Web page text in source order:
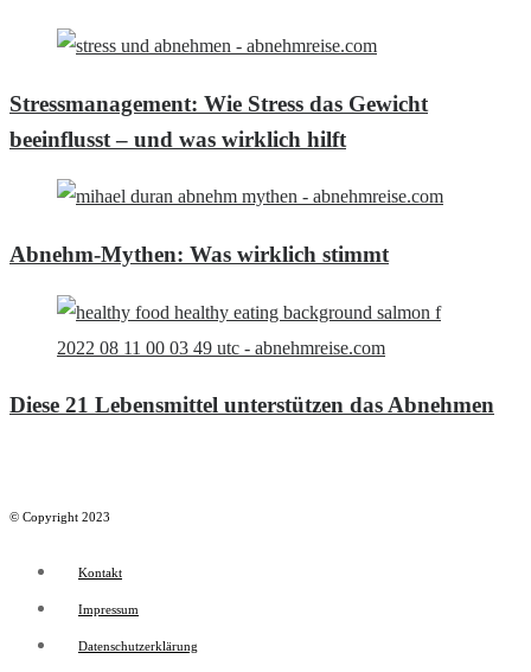
Stressmanagement: Wie Stress das Gewicht
beeinflusst – und was wirklich hilft
Abnehm-Mythen: Was wirklich stimmt
Diese 21 Lebensmittel unterstützen das Abnehmen
© Copyright 2023
Kontakt
Impressum
Datenschutzerklärung